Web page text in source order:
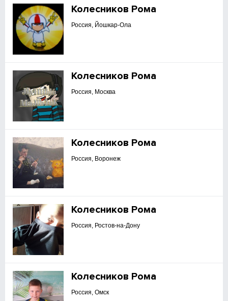
Колесников Рома
Россия, Йошкар-Ола
Колесников Рома
Россия, Москва
Колесников Рома
Россия, Воронеж
Колесников Рома
Россия, Ростов-на-Дону
Колесников Рома
Россия, Омск